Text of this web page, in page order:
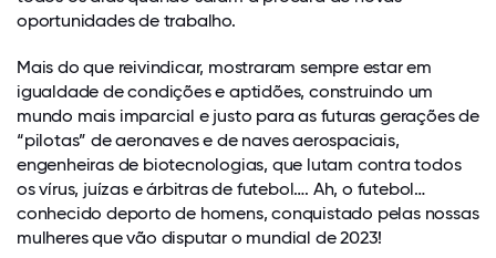
oportunidades de trabalho.
Mais do que reivindicar, mostraram sempre estar em
igualdade de condições e aptidões, construindo um
mundo mais imparcial e justo para as futuras gerações de
“pilotas” de aeronaves e de naves aerospaciais,
engenheiras de biotecnologias, que lutam contra todos
os vírus, juízas e árbitras de futebol…. Ah, o futebol…
conhecido deporto de homens, conquistado pelas nossas
mulheres que vão disputar o mundial de 2023!